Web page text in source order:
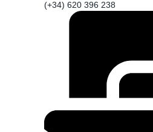
(+34) 620 396 238